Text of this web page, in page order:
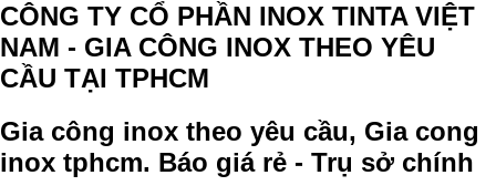
CÔNG TY CỔ PHẦN INOX TINTA VIỆT
NAM - GIA CÔNG INOX THEO YÊU
CẦU TẠI TPHCM
Gia công inox theo yêu cầu, Gia cong
inox tphcm. Báo giá rẻ - Trụ sở chính